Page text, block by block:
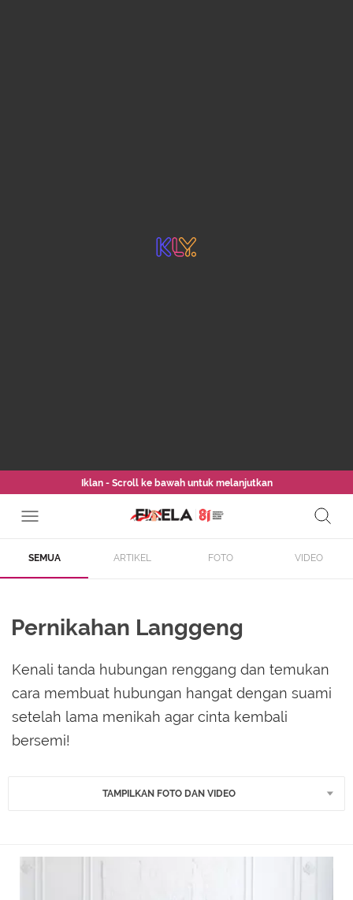
Iklan - Scroll ke bawah untuk melanjutkan
SEMUA ARTIKEL FOTO VIDEO
Pernikahan Langgeng
Kenali tanda hubungan renggang dan temukan
cara membuat hubungan hangat dengan suami
setelah lama menikah agar cinta kembali
bersemi!
TAMPILKAN FOTO DAN VIDEO